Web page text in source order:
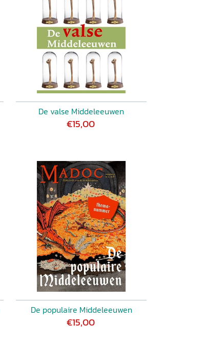
De valse Middeleeuwen
€15,00
De populaire Middeleeuwen
€15,00